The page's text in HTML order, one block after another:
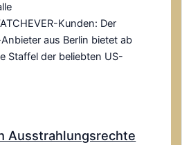
Kunden: Der
aus Berlin bietet ab
Staffel der beliebten US-
Ausstrahlungsrechte